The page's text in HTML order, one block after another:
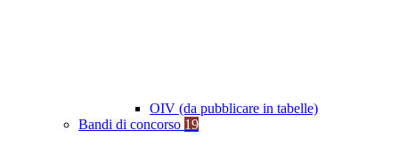
OIV (da pubblicare in tabelle)
Bandi di concorso 19